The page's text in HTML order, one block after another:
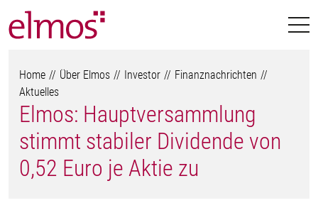
Home Über Elmos Investor
Finanznachrichten
Aktuelles
Elmos: Hauptversammlung
stimmt stabiler Dividende von
0,52 Euro je Aktie zu